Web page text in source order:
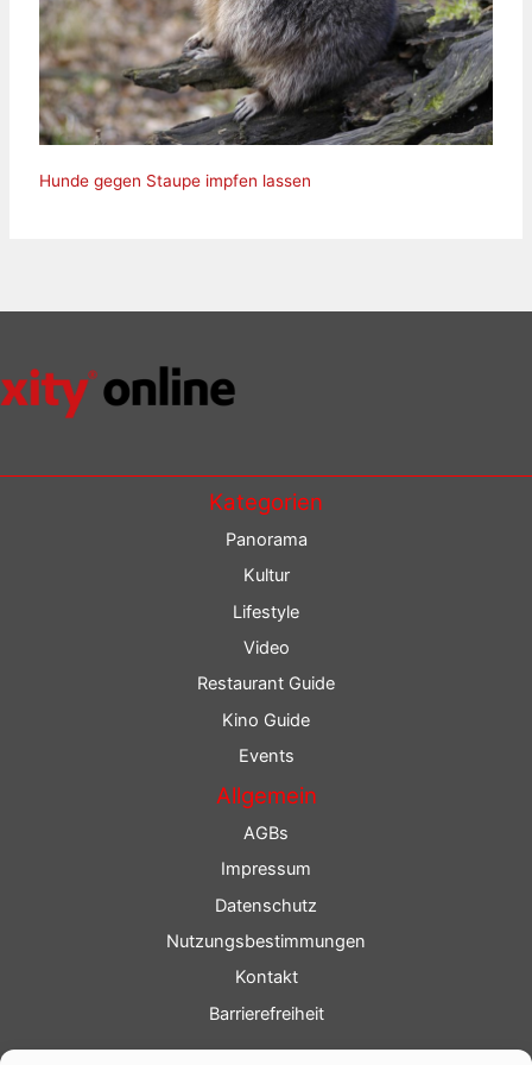
Hunde gegen Staupe impfen lassen
Kategorien
Panorama
Kultur
Lifestyle
Video
Restaurant Guide
Kino Guide
Events
Allgemein
AGBs
Impressum
Datenschutz
Nutzungsbestimmungen
Kontakt
Barrierefreiheit